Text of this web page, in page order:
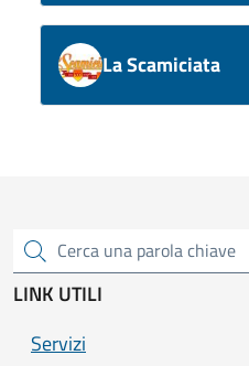
La Scamiciata
Cerca una parola chiave
LINK UTILI
Servizi